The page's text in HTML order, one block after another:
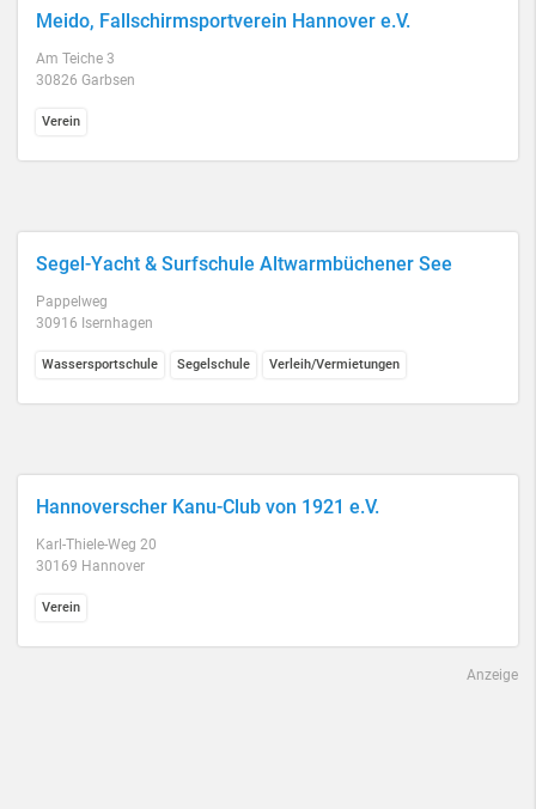
Meido, Fallschirmsportverein Hannover e.V.
Am Teiche 3
30826 Garbsen
Verein
Segel-Yacht & Surfschule Altwarmbüchener See
Pappelweg
30916 Isernhagen
Wassersportschule Segelschule Verleih/Vermietungen
Hannoverscher Kanu-Club von 1921 e.V.
Karl-Thiele-Weg 20
30169 Hannover
Verein
Anzeige